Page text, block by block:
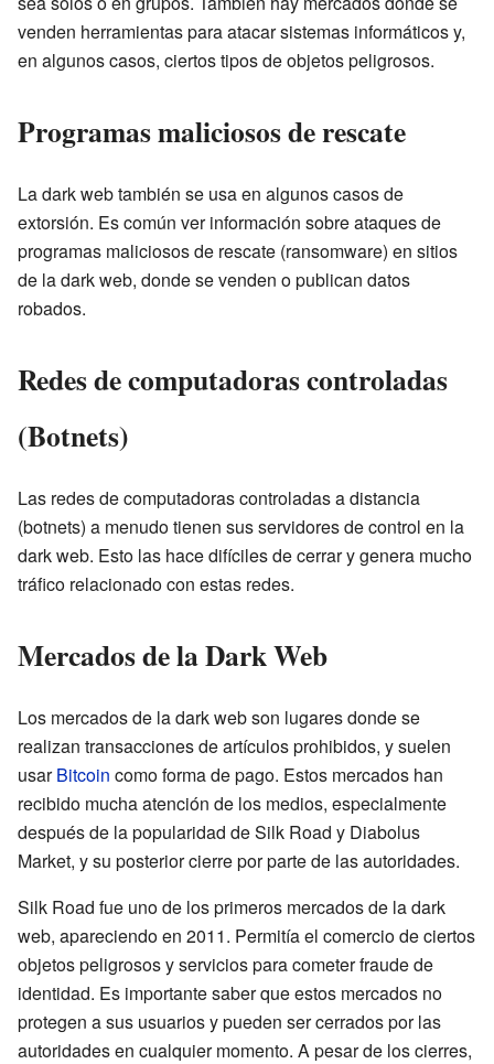
venden herramientas para atacar sistemas informáticos y,
en algunos casos, ciertos tipos de objetos peligrosos.
Programas maliciosos de rescate
La dark web también se usa en algunos casos de
extorsión. Es común ver información sobre ataques de
programas maliciosos de rescate (ransomware) en sitios
de la dark web, donde se venden o publican datos
robados.
Redes de computadoras controladas
(Botnets)
Las redes de computadoras controladas a distancia
(botnets) a menudo tienen sus servidores de control en la
dark web. Esto las hace difíciles de cerrar y genera mucho
tráfico relacionado con estas redes.
Mercados de la Dark Web
Los mercados de la dark web son lugares donde se
realizan transacciones de artículos prohibidos, y suelen
usarBitcoin como forma de pago. Estos mercados han
recibido mucha atención de los medios, especialmente
después de la popularidad de Silk Road y Diabolus
Market, y su posterior cierre por parte de las autoridades.
Silk Road fue uno de los primeros mercados de la dark
web, apareciendo en 2011. Permitía el comercio de ciertos
objetos peligrosos y servicios para cometer fraude de
identidad. Es importante saber que estos mercados no
protegen a sus usuarios y pueden ser cerrados por las
autoridades en cualquier momento. A pesar de los cierres,